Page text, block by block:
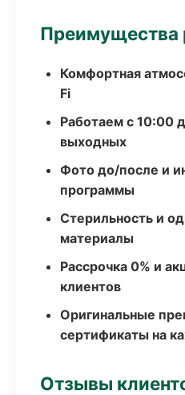
Преимущества
Комфортная
Fi
Работаем с 10:00
выходных
Фото до/после и
программы
Стерильность и
материалы
Рассрочка 0% и
клиентов
Оригинальные
сертификаты на
Отзывы